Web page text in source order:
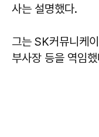
사는 설명했다.
그는 SK커뮤니케
부사장 등을 역임